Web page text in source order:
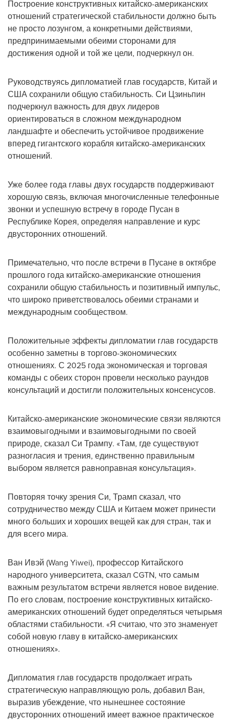
Построение конструктивных китайско-американских
отношений стратегической стабильности должно быть
не просто лозунгом, а конкретными действиями,
предпринимаемыми обеими сторонами для
достижения одной и той же цели, подчеркнул он.
Руководствуясь дипломатией глав государств, Китай и
США сохранили общую стабильность. Си Цзиньпин
подчеркнул важность для двух лидеров
ориентироваться в сложном международном
ландшафте и обеспечить устойчивое продвижение
вперед гигантского корабля китайско-американских
отношений.
Уже более года главы двух государств поддерживают
хорошую связь, включая многочисленные телефонные
звонки и успешную встречу в городе Пусан в
Республике Корея, определяя направление и курс
двусторонних отношений.
Примечательно, что после встречи в Пусане в октябре
прошлого года китайско-американские отношения
сохранили общую стабильность и позитивный импульс,
что широко приветствовалось обеими странами и
международным сообществом.
Положительные эффекты дипломатии глав государств
особенно заметны в торгово-экономических
отношениях. С 2025 года экономическая и торговая
команды с обеих сторон провели несколько раундов
консультаций и достигли положительных консенсусов.
Китайско-американские экономические связи являются
взаимовыгодными и взаимовыгодными по своей
природе, сказал Си Трампу. «Там, где существуют
разногласия и трения, единственно правильным
выбором является равноправная консультация».
Повторяя точку зрения Си, Трамп сказал, что
сотрудничество между США и Китаем может принести
много больших и хороших вещей как для стран, так и
для всего мира.
Ван Ивэй (Wang Yiwei), профессор Китайского
народного университета, сказал CGTN, что самым
важным результатом встречи является новое видение.
По его словам, построение конструктивных китайско-
американских отношений будет определяться четырьмя
областями стабильности. «Я считаю, что это знаменует
собой новую главу в китайско-американских
отношениях».
Дипломатия глав государств продолжает играть
стратегическую направляющую роль, добавил Ван,
выразив убеждение, что нынешнее состояние
двусторонних отношений имеет важное практическое